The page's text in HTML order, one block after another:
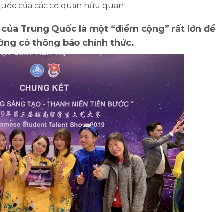
của các cơ quan hữu quan.
Trung Quốc là một “điểm cộng” rất lớn để
có thông báo chính thức.